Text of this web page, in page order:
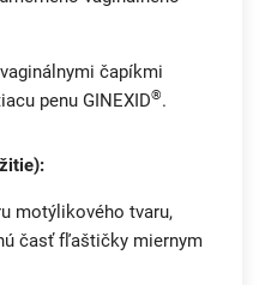
čapíkmi
penu GINEXID®.
motýlikového tvaru,
časť fľaštičky miernym